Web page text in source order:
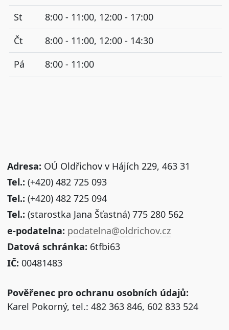
St
8:00 - 11:00, 12:00 - 17:00
Čt
8:00 - 11:00, 12:00 - 14:30
Pá
8:00 - 11:00
Adresa: OÚ Oldřichov v Hájích 229, 463 31
Tel.: (+420) 482 725 093
Tel.: (+420) 482 725 094
Tel.: (starostka Jana Šťastná) 775 280 562
e-podatelna: podatelna@oldrichov.cz
Datová schránka: 6tfbi63
IČ: 00481483
Pověřenec pro ochranu osobních údajů:
Karel Pokorný, tel.: 482 363 846, 602 833 524